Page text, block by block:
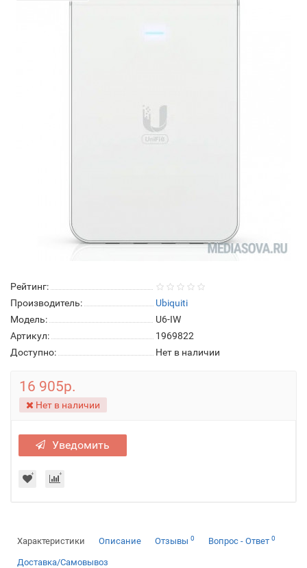
Рейтинг:
Производитель:
Ubiquiti
Модель:
U6-IW
Артикул:
1969822
Доступно:
Нет в наличии
16 905р.
Нет в наличии
Уведомить
Характеристики Описание Отзывы 0 Вопрос - Ответ 0
Доставка/Самовывоз